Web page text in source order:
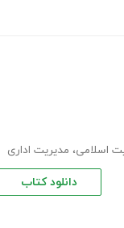
اسلامی، مدیریت اداری
دانلود کتاب